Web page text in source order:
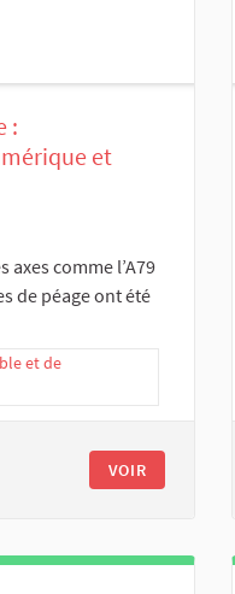
:
et
axes comme l’A79
de péage ont été
et de
VOIR